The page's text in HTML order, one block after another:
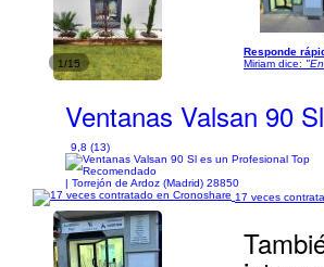
1/15
Ventanas Valsan 90 Sl
9,8 (13)
| Torrejón de Ardoz (Madrid) 28850
Responde
Miriam dice:
17 veces